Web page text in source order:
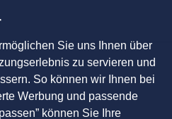
Sie uns Ihnen über
zu servieren und
So können wir Ihnen bei
Werbung und passende
können Sie Ihre